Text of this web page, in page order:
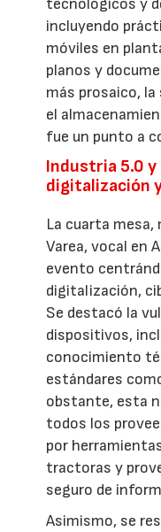
tecnológicos y
incluyendo
móviles en
planos y
más prosaico,
el
fue un punto a
Industria 5.0
digitalización
La cuarta mesa,
Varea, vocal en
evento
digitalización,
Se destacó la
dispositivos,
conocimiento
estándares
obstante, esta
todos los
por
tractoras y
seguro de
Asimismo, se